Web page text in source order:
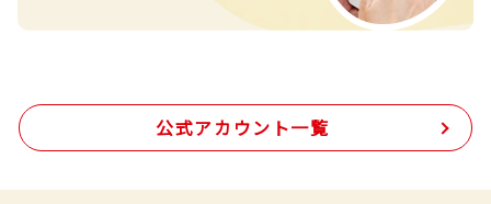
公式アカウント一覧